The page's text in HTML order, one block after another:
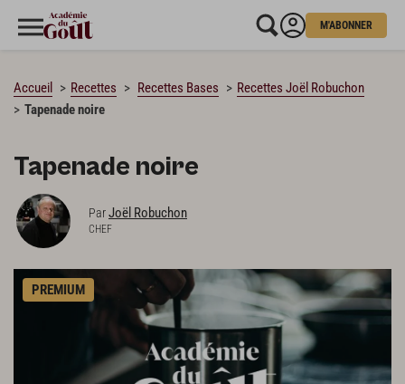
M'ABONNER
Accueil Recettes Recettes Bases
Recettes Joël Robuchon
Tapenade noire
Tapenade noire
ParJoël Robuchon
CHEF
PREMIUM
CHARGEMENT…